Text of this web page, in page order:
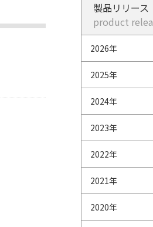
製品リリース
product
2026年
2025年
2024年
2023年
2022年
2021年
2020年